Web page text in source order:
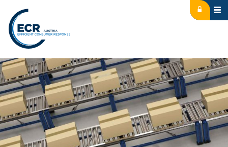
Logo: ECR Austria Icon: